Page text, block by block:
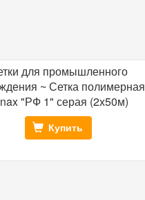
для промышленного
~ Сетка полимерная
"РФ 1" серая (2х50м)
Купить